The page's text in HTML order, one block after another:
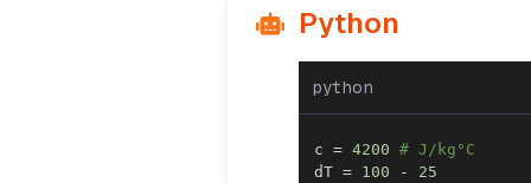
Python
python
c = 4200 # J/kg°C
dT = 100 -
25